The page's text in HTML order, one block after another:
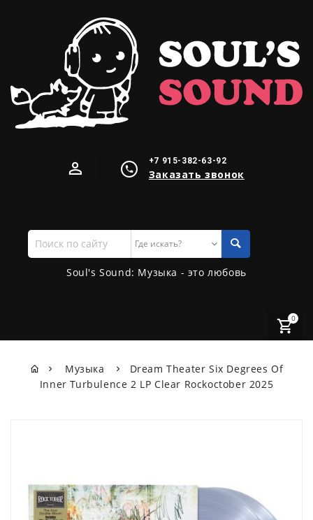
+7 915-382-63-92
Заказать звонок
Поиск
по
сайту
Soul's Sound: Музыка - это любовь
0
Музыка
Dream Theater Six Degrees Of
Inner Turbulence 2 LP Clear Rockoctober 2025